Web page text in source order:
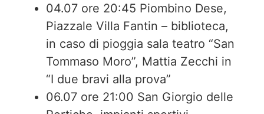
04.07 ore 20:45 Piombino Dese,
Piazzale Villa Fantin – biblioteca,
in caso di pioggia sala teatro “San
Tommaso Moro”, Mattia Zecchi in
“I due bravi alla prova”
06.07 ore 21:00 San Giorgio delle